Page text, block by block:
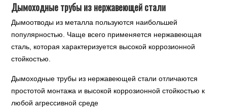
Дымоходные трубы из нержавеющей стали
Дымоотводы из металла пользуются наибольшей
популярностью. Чаще всего применяется нержавеющая
сталь, которая характеризуется высокой коррозионной
стойкостью.
Дымоходные трубы из нержавеющей стали отличаются
простотой монтажа и высокой коррозионной стойкостью к
любой агрессивной среде